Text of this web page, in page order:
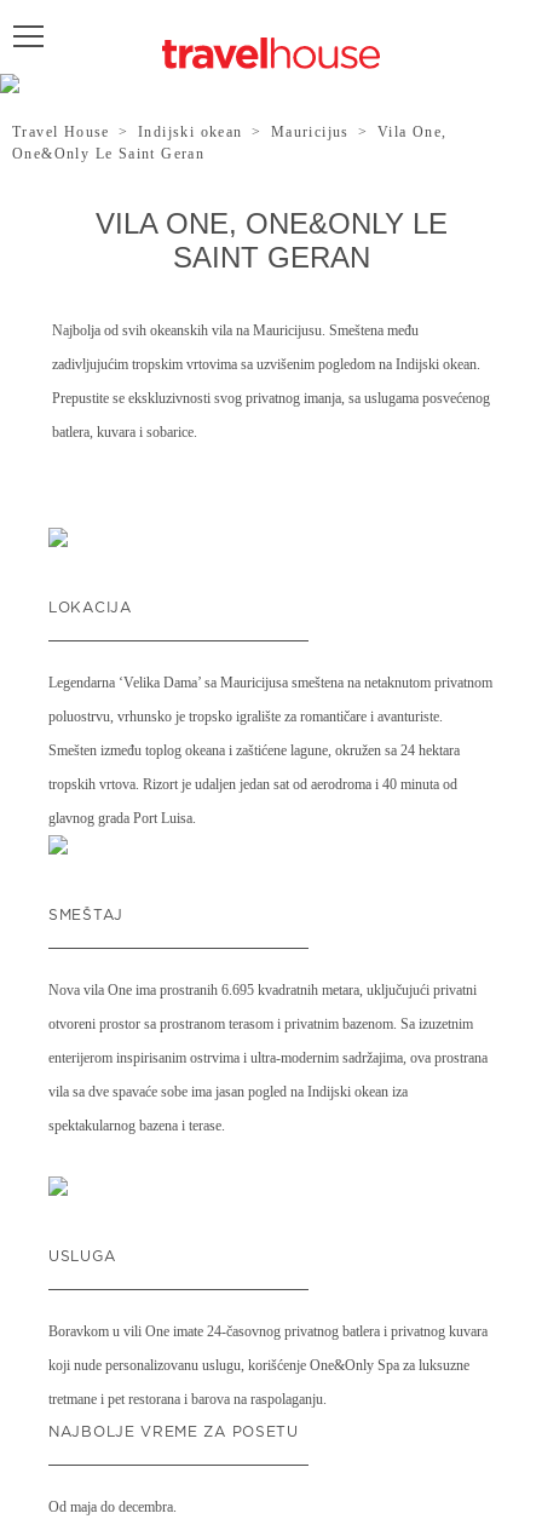
Travel House > Indijski okean > Mauricijus >
Vila One,
One&Only Le Saint Geran
VILA ONE, ONE&ONLY LE
SAINT GERAN
Najbolja od svih okeanskih vila na Mauricijusu. Smeštena među
zadivljujućim tropskim vrtovima sa uzvišenim pogledom na Indijski okean.
Prepustite se ekskluzivnosti svog privatnog imanja, sa uslugama posvećenog
batlera, kuvara i sobarice.
LOKACIJA
Legendarna ‘Velika Dama’ sa Mauricijusa smeštena na netaknutom privatnom
poluostrvu, vrhunsko je tropsko igralište za romantičare i avanturiste.
Smešten između toplog okeana i zaštićene lagune, okružen sa 24 hektara
tropskih vrtova. Rizort je udaljen jedan sat od aerodroma i 40 minuta od
glavnog grada Port Luisa.
SMEŠTAJ
Nova vila One ima prostranih 6.695 kvadratnih metara, uključujući privatni
otvoreni prostor sa prostranom terasom i privatnim bazenom. Sa izuzetnim
enterijerom inspirisanim ostrvima i ultra-modernim sadržajima, ova prostrana
vila sa dve spavaće sobe ima jasan pogled na Indijski okean iza
spektakularnog bazena i terase.
USLUGA
Boravkom u vili One imate 24-časovnog privatnog batlera i privatnog kuvara
koji nude personalizovanu uslugu, korišćenje One&Only Spa za luksuzne
tretmane i pet restorana i barova na raspolaganju.
NAJBOLJE VREME ZA POSETU
Od maja do decembra.